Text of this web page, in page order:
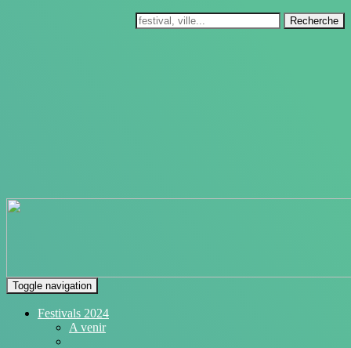
Recherche
Toggle navigation
Festivals 2024
A venir